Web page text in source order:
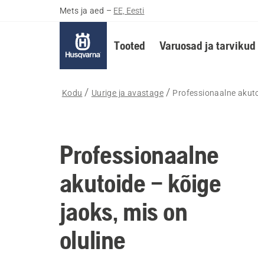
Mets ja aed – EE, Eesti
Tooted Varuosad ja tarvikud
Kodu Uurige ja avastage Professionaalne
Professionaalne
akutoide – kõige
jaoks, mis on
oluline